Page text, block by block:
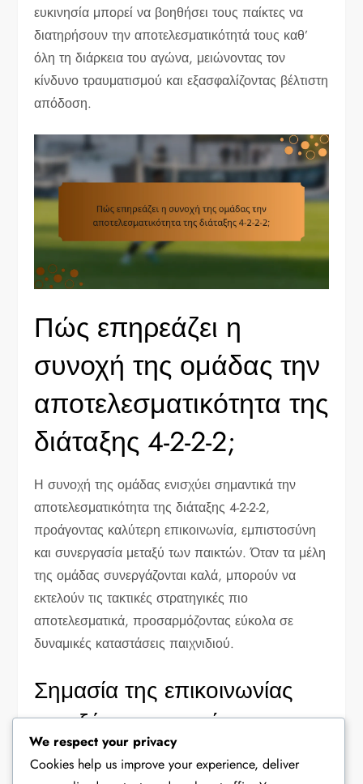
ευκινησία μπορεί να βοηθήσει τους παίκτες να
διατηρήσουν την αποτελεσματικότητά τους καθ’
όλη τη διάρκεια του αγώνα, μειώνοντας τον
κίνδυνο τραυματισμού και εξασφαλίζοντας βέλτιστη
απόδοση.
Πώς επηρεάζει η
συνοχή της ομάδας την
αποτελεσματικότητα της
διάταξης 4-2-2-2;
Η συνοχή της ομάδας ενισχύει σημαντικά την
αποτελεσματικότητα της διάταξης 4-2-2-2,
προάγοντας καλύτερη επικοινωνία, εμπιστοσύνη
και συνεργασία μεταξύ των παικτών. Όταν τα μέλη
της ομάδας συνεργάζονται καλά, μπορούν να
εκτελούν τις τακτικές στρατηγικές πιο
αποτελεσματικά, προσαρμόζοντας εύκολα σε
δυναμικές καταστάσεις παιχνιδιού.
Σημασία της επικοινωνίας
μεταξύ των παικτών
Η αποτελεσματική επικοινωνία είναι κρίσιμη στη
We respect your privacy
Cookies help us improve your experience, deliver